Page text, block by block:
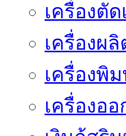
เครื่องตัด
เครื่องผ
เครื่องพิ
เครื่องอ